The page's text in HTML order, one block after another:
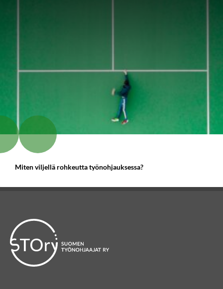
Miten viljellä rohkeutta työnohjauksessa?